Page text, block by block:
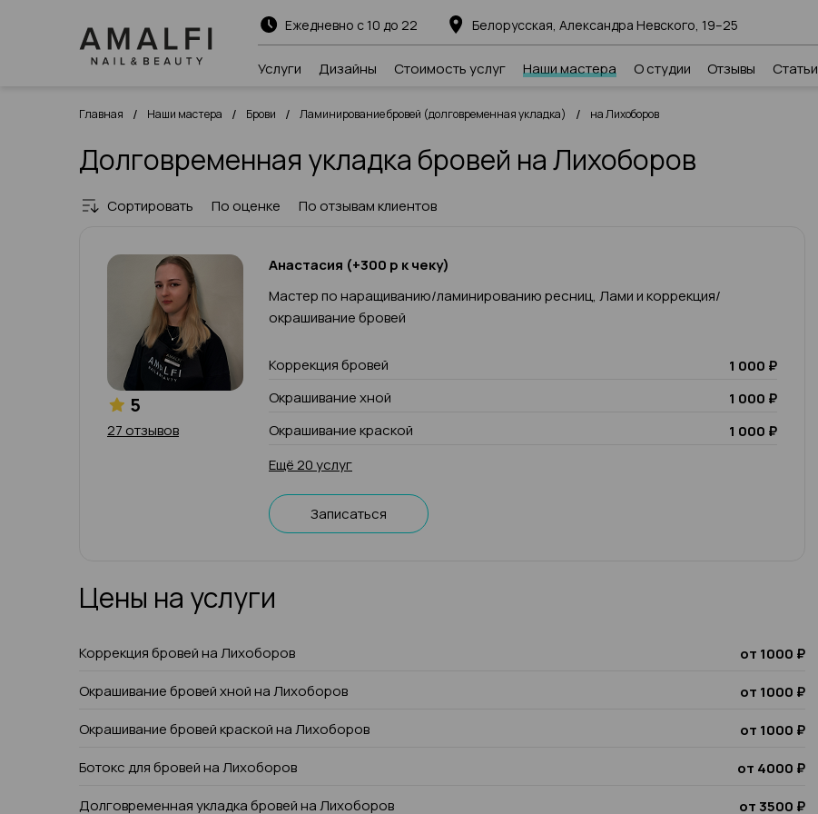
Ежедневно с 10 до 22 Белорусская, Александра Невского, 19–25
Услуги Дизайны Стоимость услуг Наши мастера О студии Отзывы Статьи
Главная / Наши мастера / Брови / Ламинирование бровей (долговременная укладка) / на Лихоборов
Долговременная укладка бровей на Лихоборов
Сортировать По оценке По отзывам клиентов
5
27 отзывов
Анастасия (+300 р к чеку)
Мастер по наращиванию/ламинированию ресниц, Лами и коррекция/
окрашивание бровей
Коррекция бровей
1 000 ₽
Окрашивание хной
1 000 ₽
Окрашивание краской
1 000 ₽
Ещё 20 услуг
Записаться
Цены на услуги
Коррекция бровей на Лихоборов
от 1000 ₽
Окрашивание бровей хной на Лихоборов
от 1000 ₽
Окрашивание бровей краской на Лихоборов
от 1000 ₽
Ботокс для бровей на Лихоборов
от 4000 ₽
Долговременная укладка бровей на Лихоборов
от 3500 ₽